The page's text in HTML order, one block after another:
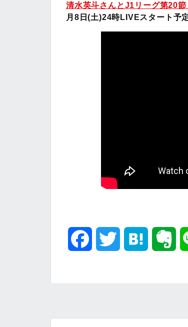
清水英斗さんとJ1リーグ第20
月8日(土)24時LIVEスタート予